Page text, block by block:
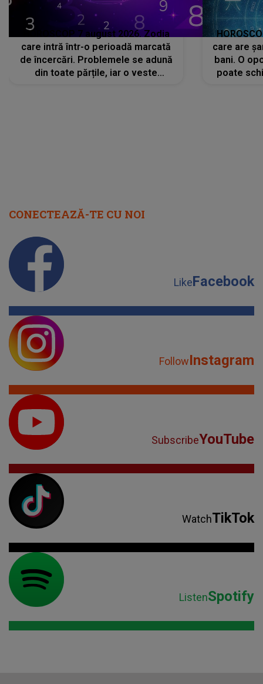
HOROSCOP 7 august 2026. Zodia
care intră într-o perioadă marcată
de încercări. Problemele se adună
din toate părțile, iar o veste
care are
bani. O
poate
CONECTEAZĂ-TE CU NOI
LikeFacebook
FollowInstagram
SubscribeYouTube
WatchTikTok
ListenSpotify